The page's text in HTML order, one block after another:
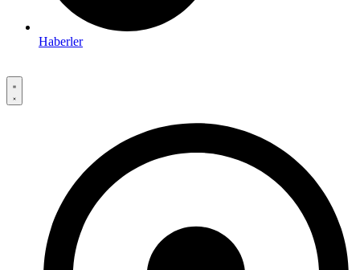
Haberler